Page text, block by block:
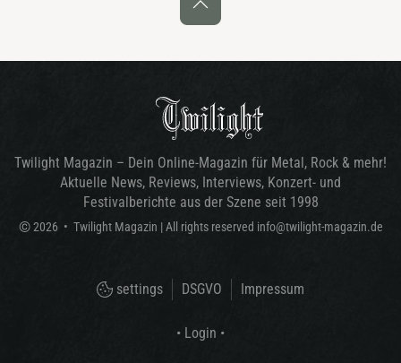
Twilight Magazin – Dein Online-Magazin für Metal, Rock & mehr!
Aktuelle News, Reviews, Interviews, Konzert- und
Festivalberichte aus der Szene seit 1998
© 2026 • Twilight Magazin | All rights reserved info@twilight-magazin.de
settings DSGVO Impressum
• Login •